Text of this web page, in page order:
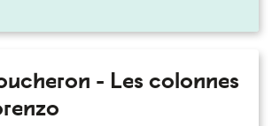
- Les colonnes